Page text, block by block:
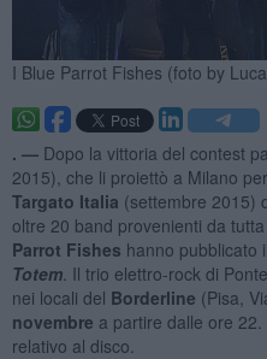
I Blue Parrot Fishes (foto by
. — Dopo la vittoria del contest
2015), che li proiettò a Milano
Targato Italia (settembre 2015)
oltre 20 band provenienti da
Parrot Fishes hanno pubblicato
Totem. Il trio elettro-rock di
nei locali del Borderline (Pisa,
novembre a partire dalle ore
relativo al disco.